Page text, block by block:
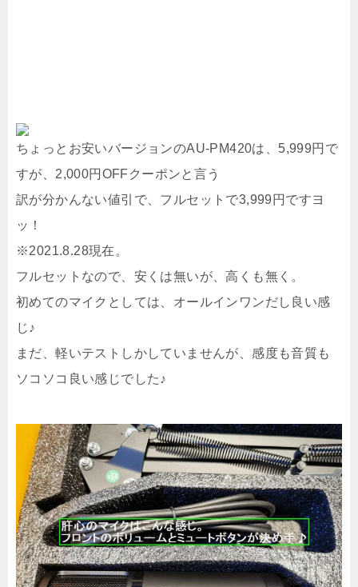
ちょっとお安いバージョンのAU-PM420は、5,999円で
すが、2,000円OFFクーポンと言う
訳が分かんない値引で、フルセットで3,999円ですヨ
ッ！
※2021.8.28現在。
フルセットなので、安くは無いが、高くも無く。
初めてのマイクとしては、オールインワンだし良い感
じ♪
まだ、軽いテストしかしていませんが、感度も音質も
ソコソコ良い感じでした♪